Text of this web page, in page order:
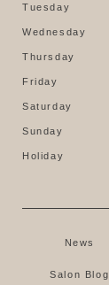
Tuesday
Wednesday
Thursday
Friday
Saturday
Sunday
Holiday
News
Salon Blog